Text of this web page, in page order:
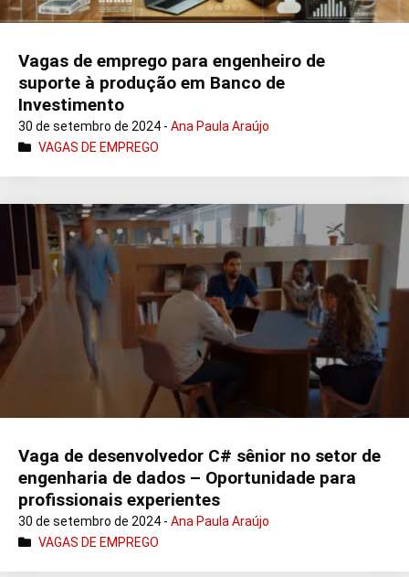
Vagas de emprego para engenheiro de
suporte à produção em Banco de
Investimento
30 de setembro de 2024 - Ana Paula Araújo
VAGAS DE EMPREGO
Vaga de desenvolvedor C# sênior no setor de
engenharia de dados – Oportunidade para
profissionais experientes
30 de setembro de 2024 - Ana Paula Araújo
VAGAS DE EMPREGO